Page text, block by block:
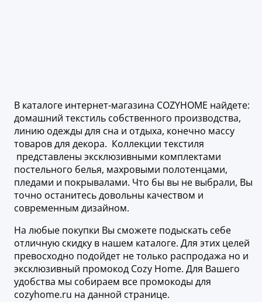
В каталоге интернет-магазина COZYHOME найдете:
домашний текстиль собственного производства,
линию одежды для сна и отдыха, конечно массу
товаров для декора. Коллекции текстиля
представлены эксклюзивными комплектами
постельного белья, махровыми полотенцами,
пледами и покрывалами. Что бы вы не выбрали, Вы
точно останитесь довольны качеством и
современным дизайном.
На любые покупки Вы сможете подыскать себе
отличную скидку в нашем каталоге. Для этих целей
превосходно подойдет не только распродажа но и
эксклюзивный промокод Cozy Home. Для Вашего
удобства мы собираем все промокоды для
cozyhome.ru на данной странице.